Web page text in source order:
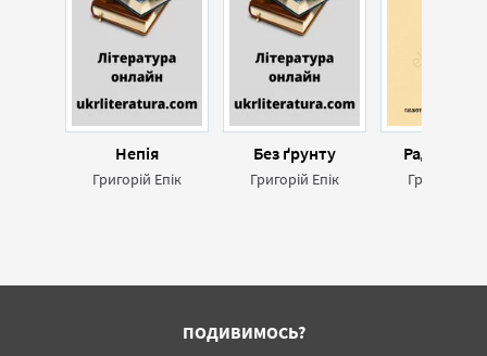
Непія
Григорій Епік
Без ґрунту
Григорій Епік Григорій
ПОДИВИМОСЬ?